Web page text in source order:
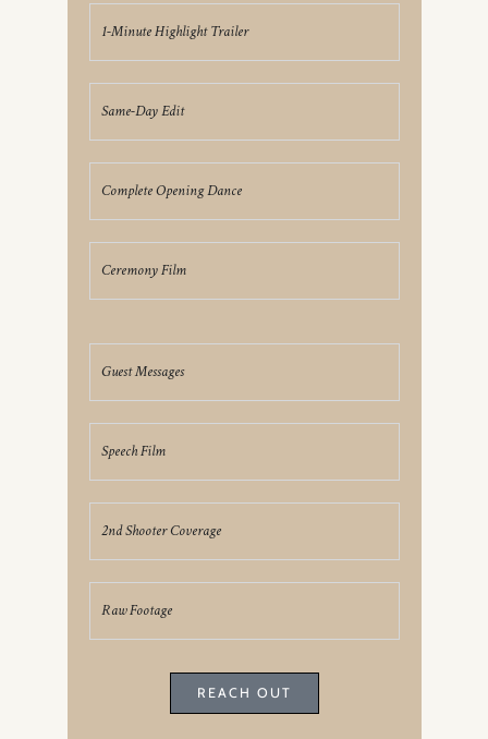
1-Minute Highlight Trailer
Same-Day Edit
Complete Opening Dance
Ceremony Film
Guest Messages
Speech Film
2nd Shooter Coverage
Raw Footage
REACH OUT